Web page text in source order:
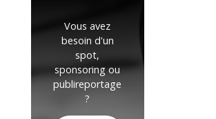
Vous avez
besoin d'un
spot,
sponsoring ou
publireportage
?